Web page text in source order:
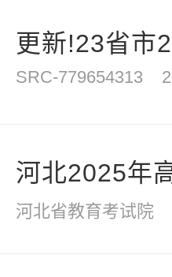
更新!23省市
SRC-779654313
河北2025年
河北省教育考试院